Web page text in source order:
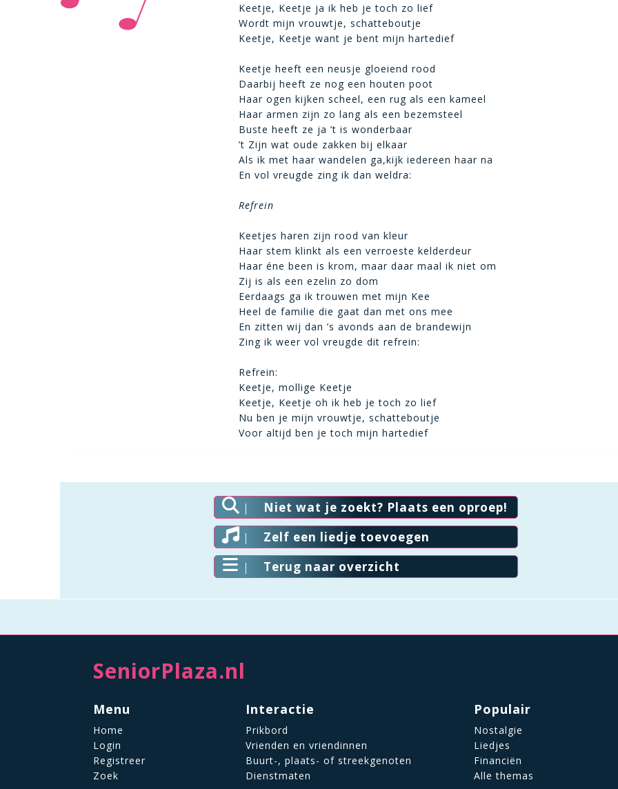
Keetje, Keetje ja ik heb je toch zo lief
Wordt mijn vrouwtje, schatteboutje
Keetje, Keetje want je bent mijn hartedief
Keetje heeft een neusje gloeiend rood
Daarbij heeft ze nog een houten poot
Haar ogen kijken scheel, een rug als een kameel
Haar armen zijn zo lang als een bezemsteel
Buste heeft ze ja ’t is wonderbaar
’t Zijn wat oude zakken bij elkaar
Als ik met haar wandelen ga,kijk iedereen haar na
En vol vreugde zing ik dan weldra:
Refrein
Keetjes haren zijn rood van kleur
Haar stem klinkt als een verroeste kelderdeur
Haar éne been is krom, maar daar maal ik niet om
Zij is als een ezelin zo dom
Eerdaags ga ik trouwen met mijn Kee
Heel de familie die gaat dan met ons mee
En zitten wij dan ’s avonds aan de brandewijn
Zing ik weer vol vreugde dit refrein:
Refrein:
Keetje, mollige Keetje
Keetje, Keetje oh ik heb je toch zo lief
Nu ben je mijn vrouwtje, schatteboutje
Voor altijd ben je toch mijn hartedief
Niet wat je zoekt? Plaats een oproep!
Zelf een liedje toevoegen
Terug naar overzicht
SeniorPlaza.nl
Menu
Home
Login
Registreer
Zoek
Interactie
Prikbord
Vrienden en vriendinnen
Buurt-, plaats- of streekgenoten
Dienstmaten
Populair
Nostalgie
Liedjes
Financiën
Alle themas